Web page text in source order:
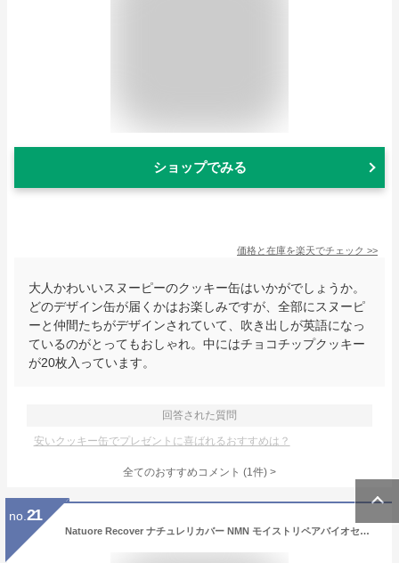
ショップでみる
価格と在庫を楽天でチェック >>
大人かわいいスヌーピーのクッキー缶はいかがでしょうか。
どのデザイン缶が届くかはお楽しみですが、全部にスヌーピ
ーと仲間たちがデザインされていて、吹き出しが英語になっ
ているのがとってもおしゃれ。中にはチョコチップクッキー
が20枚入っています。
回答された質問
安いクッキー缶でプレゼントに喜ばれるおすすめは？
全てのおすすめコメント (1件) >
no. 21
Natuore Recover ナチュレリカバー NMN モイストリペアバイオセルロースマスク (フェイスマスク) 4枚入り